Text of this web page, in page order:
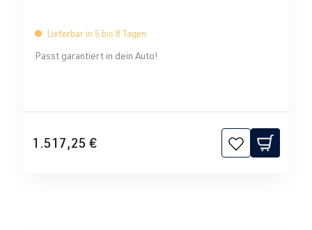
Lieferbar in 5 bis 8 Tagen
Passt garantiert in dein Auto!
1.517,25 €